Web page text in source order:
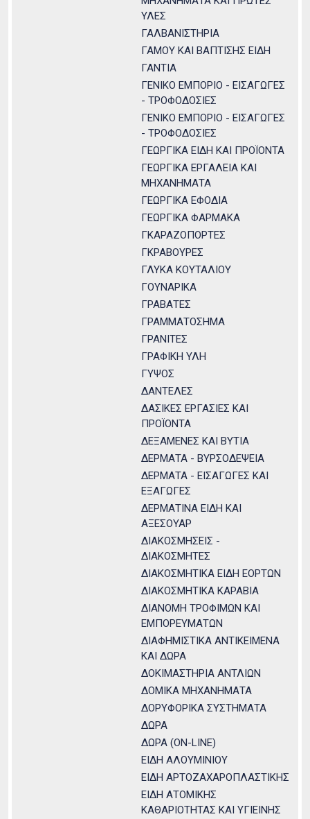
ΥΛΕΣ
ΓΑΛΒΑΝΙΣΤΗΡΙΑ
ΓΑΜΟΥ ΚΑΙ ΒΑΠΤΙΣΗΣ ΕΙΔΗ
ΓΑΝΤΙΑ
ΓΕΝΙΚΟ ΕΜΠΟΡΙΟ - ΕΙΣΑΓΩΓΕΣ
- ΤΡΟΦΟΔΟΣΙΕΣ
ΓΕΝΙΚΟ ΕΜΠΟΡΙΟ - ΕΙΣΑΓΩΓΕΣ
- ΤΡΟΦΟΔΟΣΙΕΣ
ΓΕΩΡΓΙΚΑ ΕΙΔΗ ΚΑΙ ΠΡΟΪΟΝΤΑ
ΓΕΩΡΓΙΚΑ ΕΡΓΑΛΕΙΑ ΚΑΙ
ΜΗΧΑΝΗΜΑΤΑ
ΓΕΩΡΓΙΚΑ ΕΦΟΔΙΑ
ΓΕΩΡΓΙΚΑ ΦΑΡΜΑΚΑ
ΓΚΑΡΑΖΟΠΟΡΤΕΣ
ΓΚΡΑΒΟΥΡΕΣ
ΓΛΥΚΑ ΚΟΥΤΑΛΙΟΥ
ΓΟΥΝΑΡΙΚΑ
ΓΡΑΒΑΤΕΣ
ΓΡΑΜΜΑΤΟΣΗΜΑ
ΓΡΑΝΙΤΕΣ
ΓΡΑΦΙΚΗ ΥΛΗ
ΓΥΨΟΣ
ΔΑΝΤΕΛΕΣ
ΔΑΣΙΚΕΣ ΕΡΓΑΣΙΕΣ ΚΑΙ
ΠΡΟΪΟΝΤΑ
ΔΕΞΑΜΕΝΕΣ ΚΑΙ ΒΥΤΙΑ
ΔΕΡΜΑΤΑ - ΒΥΡΣΟΔΕΨΕΙΑ
ΔΕΡΜΑΤΑ - ΕΙΣΑΓΩΓΕΣ ΚΑΙ
ΕΞΑΓΩΓΕΣ
ΔΕΡΜΑΤΙΝΑ ΕΙΔΗ ΚΑΙ
ΑΞΕΣΟΥΑΡ
ΔΙΑΚΟΣΜΗΣΕΙΣ -
ΔΙΑΚΟΣΜΗΤΕΣ
ΔΙΑΚΟΣΜΗΤΙΚΑ ΕΙΔΗ ΕΟΡΤΩΝ
ΔΙΑΚΟΣΜΗΤΙΚΑ ΚΑΡΑΒΙΑ
ΔΙΑΝΟΜΗ ΤΡΟΦΙΜΩΝ ΚΑΙ
ΕΜΠΟΡΕΥΜΑΤΩΝ
ΔΙΑΦΗΜΙΣΤΙΚΑ ΑΝΤΙΚΕΙΜΕΝΑ
ΚΑΙ ΔΩΡΑ
ΔΟΚΙΜΑΣΤΗΡΙΑ ΑΝΤΛΙΩΝ
ΔΟΜΙΚΑ ΜΗΧΑΝΗΜΑΤΑ
ΔΟΡΥΦΟΡΙΚΑ ΣΥΣΤΗΜΑΤΑ
ΔΩΡΑ
ΔΩΡΑ (ΟN-LINE)
ΕΙΔΗ ΑΛΟΥΜΙΝΙΟΥ
ΕΙΔΗ ΑΡΤΟΖΑΧΑΡΟΠΛΑΣΤΙΚΗΣ
ΕΙΔΗ ΑΤΟΜΙΚΗΣ
ΚΑΘΑΡΙΟΤΗΤΑΣ ΚΑΙ ΥΓΙΕΙΝΗΣ